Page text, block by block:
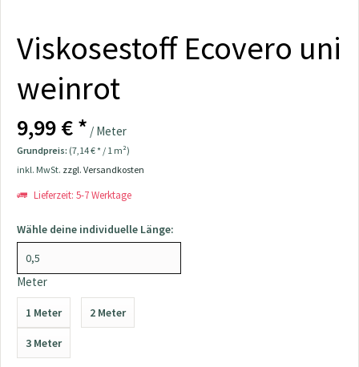
Viskosestoff Ecovero uni
weinrot
9,99 € * / Meter
Grundpreis: (7,14 € * / 1 m²)
inkl. MwSt. zzgl. Versandkosten
Lieferzeit: 5-7 Werktage
Wähle deine individuelle Länge:
Meter
1 Meter 2 Meter
3 Meter